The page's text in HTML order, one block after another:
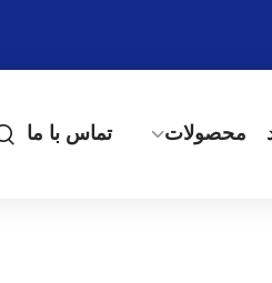
محصولات تماس با ما